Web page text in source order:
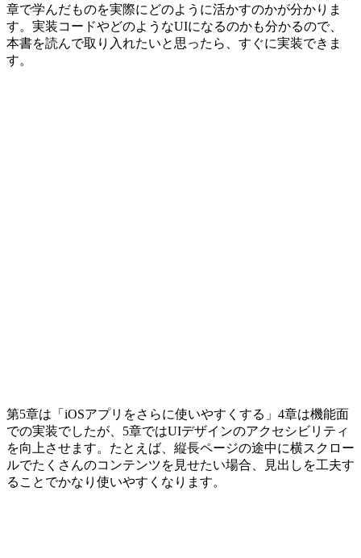
章で学んだものを実際にどのように活かすのかが分かりま
す。実装コードやどのようなUIになるのかも分かるので、
本書を読んで取り入れたいと思ったら、すぐに実装できま
す。
第5章は「iOSアプリをさらに使いやすくする」4章は機能面
での実装でしたが、5章ではUIデザインのアクセシビリティ
を向上させます。たとえば、縦長ページの途中に横スクロー
ルでたくさんのコンテンツを見せたい場合、見出しを工夫す
ることでかなり使いやすくなります。